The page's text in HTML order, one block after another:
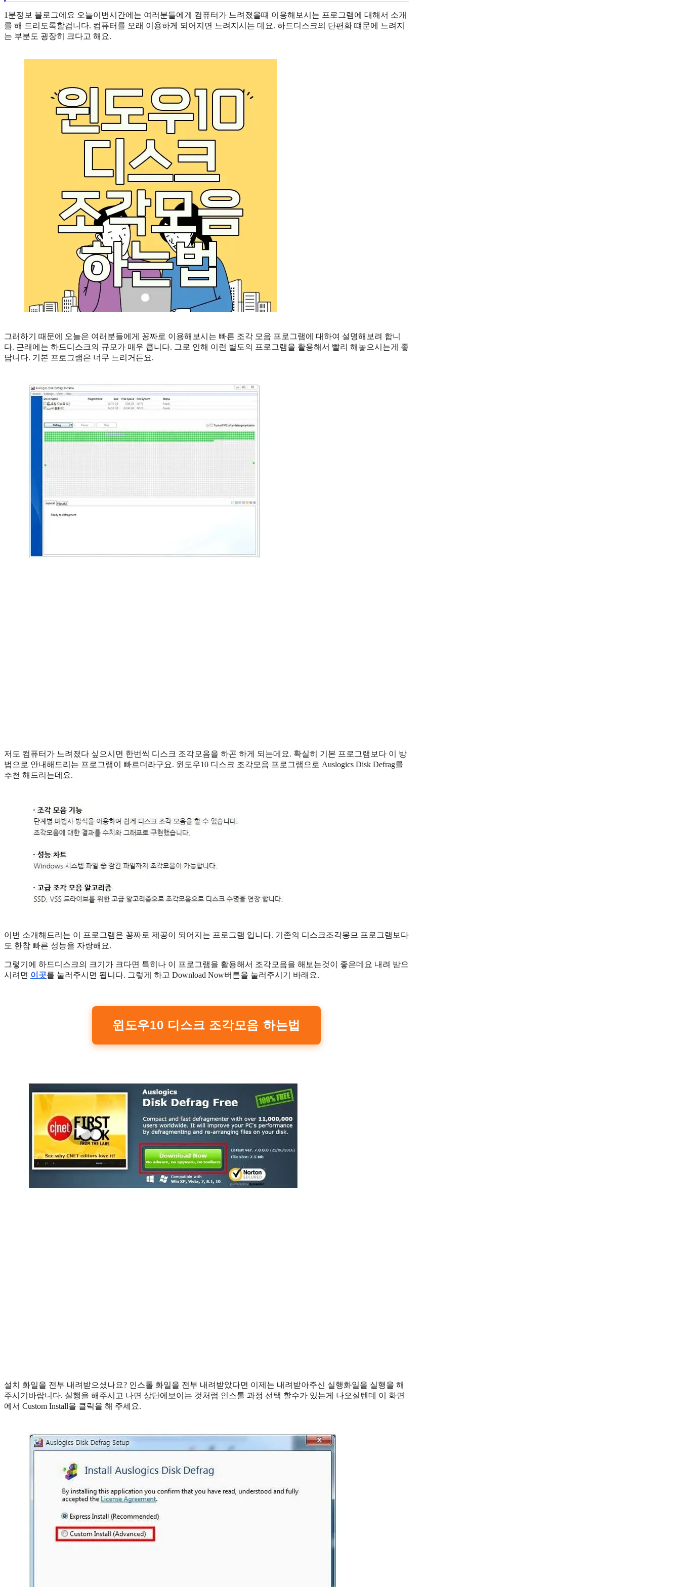
1분정보 블로그에요 오늘이번시간에는 여러분들에게 컴퓨터가 느려졌을떄 이용해보시는 프로그램에 대해서 소개
를 해 드리도록할겁니다. 컴퓨터를 오래 이용하게 되어지면 느려지시는 데요. 하드디스크의 단편화 떄문에 느려지
는 부분도 굉장히 크다고 해요.
그러하기 때문에 오늘은 여러분들에게 꽁짜로 이용해보시는 빠른 조각 모음 프로그램에 대하여 설명해보려 합니
다. 근래에는 하드디스크의 규모가 매우 큽니다. 그로 인해 이런 별도의 프로그램을 활용해서 빨리 해놓으시는게 좋
답니다. 기본 프로그램은 너무 느리거든요.
저도 컴퓨터가 느려졌다 싶으시면 한번씩 디스크 조각모음을 하곤 하게 되는데요. 확실히 기본 프로그램보다 이 방
법으로 안내해드리는 프로그램이 빠르더라구요. 윈도우10 디스크 조각모음 프로그램으로 Auslogics Disk Defrag를
추천 해드리는데요.
이번 소개해드리는 이 프로그램은 꽁짜로 제공이 되어지는 프로그램 입니다. 기존의 디스크조각몽므 프로그램보다
도 한참 빠른 성능을 자랑해요.
그렇기에 하드디스크의 크기가 크다면 특히나 이 프로그램을 활용해서 조각모음을 해보는것이 좋은데요 내려 받으
시려면 이곳를 눌러주시면 됩니다. 그렇게 하고 Download Now버튼을 눌러주시기 바래요.
윈도우10 디스크 조각모음 하는법
설치 화일을 전부 내려받으셨나요? 인스톨 화일을 전부 내려받았다면 이제는 내려받아주신 실행화일을 실행을 해
주시기바랍니다. 실행을 해주시고 나면 상단에보이는 것처럼 인스톨 과정 선택 할수가 있는게 나오실텐데 이 화면
에서 Custom Install을 클릭을 해 주세요.